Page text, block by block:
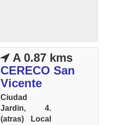
A 0.87 kms
CERECO San
Vicente
Ciudad
Jardin, 4.
(atras) Local